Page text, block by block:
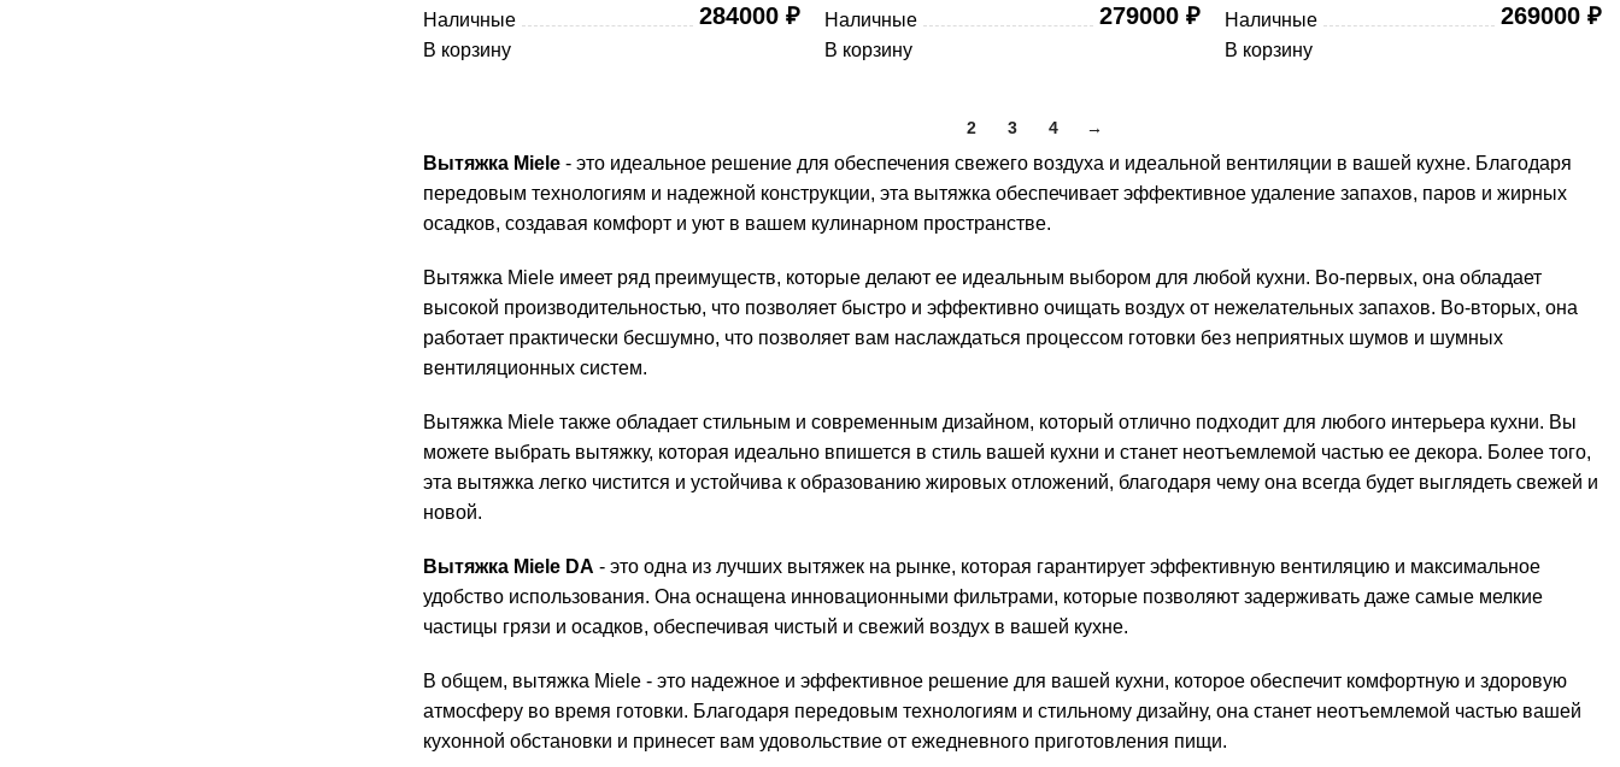
Наличные
284000 ₽
В корзину
Наличные
279000₽
В корзину
Наличные
269000 ₽
В корзину
2 3 4 →
Вытяжка Miele - это идеальное решение для обеспечения свежего воздуха и идеальной вентиляции в вашей кухне. Благодаря
передовым технологиям и надежной конструкции, эта вытяжка обеспечивает эффективное удаление запахов, паров и жирных
осадков, создавая комфорт и уют в вашем кулинарном пространстве.
Вытяжка Miele имеет ряд преимуществ, которые делают ее идеальным выбором для любой кухни. Во-первых, она обладает
высокой производительностью, что позволяет быстро и эффективно очищать воздух от нежелательных запахов. Во-вторых, она
работает практически бесшумно, что позволяет вам наслаждаться процессом готовки без неприятных шумов и шумных
вентиляционных систем.
Вытяжка Miele также обладает стильным и современным дизайном, который отлично подходит для любого интерьера кухни. Вы
можете выбрать вытяжку, которая идеально впишется в стиль вашей кухни и станет неотъемлемой частью ее декора. Более того,
эта вытяжка легко чистится и устойчива к образованию жировых отложений, благодаря чему она всегда будет выглядеть свежей и
новой.
Вытяжка Miele DA - это одна из лучших вытяжек на рынке, которая гарантирует эффективную вентиляцию и максимальное
удобство использования. Она оснащена инновационными фильтрами, которые позволяют задерживать даже самые мелкие
частицы грязи и осадков, обеспечивая чистый и свежий воздух в вашей кухне.
В общем, вытяжка Miele - это надежное и эффективное решение для вашей кухни, которое обеспечит комфортную и здоровую
атмосферу во время готовки. Благодаря передовым технологиям и стильному дизайну, она станет неотъемлемой частью вашей
кухонной обстановки и принесет вам удовольствие от ежедневного приготовления пищи.